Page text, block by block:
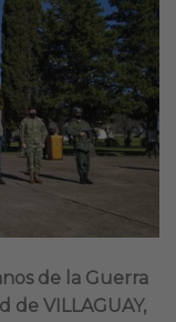
de la Guerra
de VILLAGUAY,